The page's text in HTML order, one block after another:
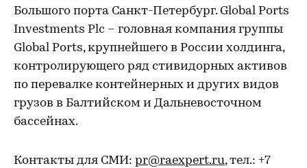
Большого порта Санкт-Петербург. Global Ports
Investments Plc – головная компания группы
Global Ports, крупнейшего в России холдинга,
контролирующего ряд стивидорных активов
по перевалке контейнерных и других видов
грузов в Балтийском и Дальневосточном
бассейнах.
Контакты для СМИ: pr@raexpert.ru, тел.: +7